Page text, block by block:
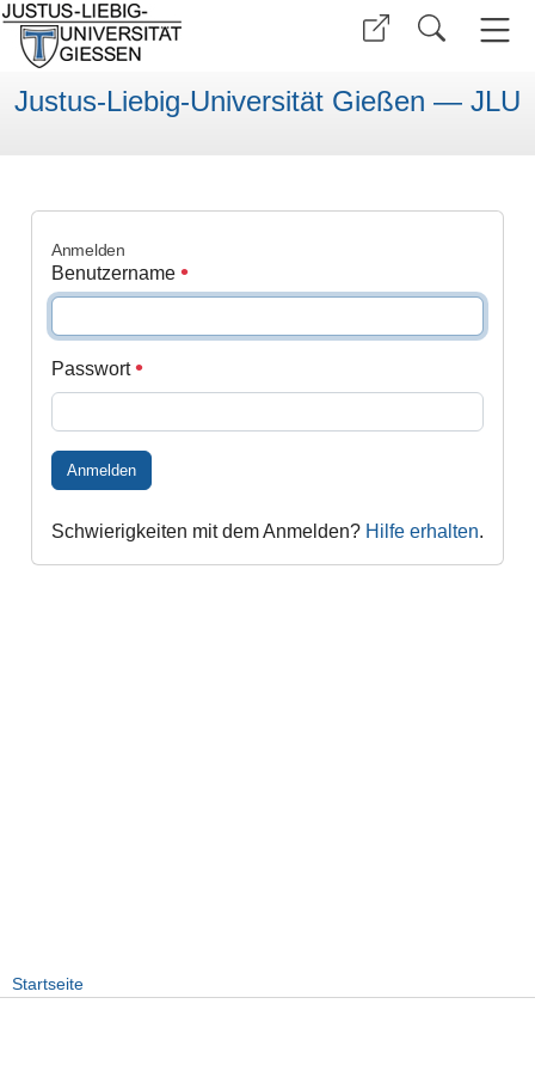
Justus-Liebig-Universität Gießen — JLU
Anmelden
Benutzername
Passwort
Anmelden
Schwierigkeiten mit dem Anmelden? Hilfe erhalten.
Startseite